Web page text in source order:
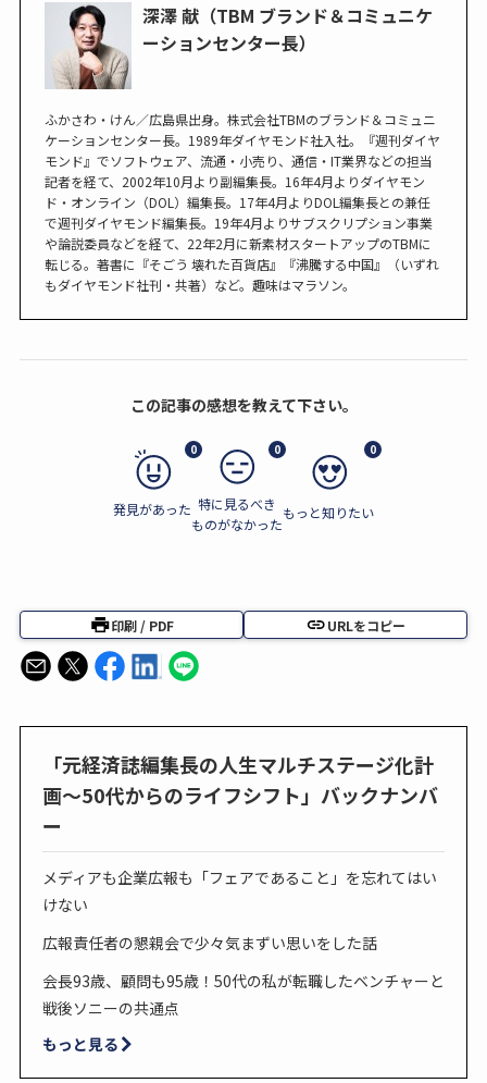
深澤 献（TBM ブランド＆コミュニケ
ーションセンター長）
ふかさわ・けん／広島県出身。株式会社TBMのブランド＆コミュニ
ケーションセンター長。1989年ダイヤモンド社入社。『週刊ダイヤ
モンド』でソフトウェア、流通・小売り、通信・IT業界などの担当
記者を経て、2002年10月より副編集長。16年4月よりダイヤモン
ド・オンライン（DOL）編集長。17年4月よりDOL編集長との兼任
で週刊ダイヤモンド編集長。19年4月よりサブスクリプション事業
や論説委員などを経て、22年2月に新素材スタートアップのTBMに
転じる。著書に『そごう 壊れた百貨店』『沸騰する中国』（いずれ
もダイヤモンド社刊・共著）など。趣味はマラソン。
この記事の感想を教えて下さい。
0
発見があった
0
特に見るべき
ものがなかった
0
もっと知りたい
印刷 / PDF URLをコピー
「元経済誌編集長の人生マルチステージ化計
画～50代からのライフシフト」バックナンバ
ー
メディアも企業広報も「フェアであること」を忘れてはい
けない
広報責任者の懇親会で少々気まずい思いをした話
会長93歳、顧問も95歳！50代の私が転職したベンチャーと
戦後ソニーの共通点
もっと見る